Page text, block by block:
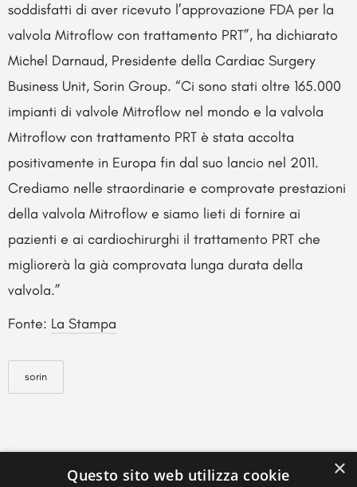
soddisfatti di aver ricevuto l’approvazione FDA per la
valvola Mitroflow con trattamento PRT”, ha dichiarato
Michel Darnaud, Presidente della Cardiac Surgery
Business Unit, Sorin Group. “Ci sono stati oltre 165.000
impianti di valvole Mitroflow nel mondo e la valvola
Mitroflow con trattamento PRT è stata accolta
positivamente in Europa fin dal suo lancio nel 2011.
Crediamo nelle straordinarie e comprovate prestazioni
della valvola Mitroflow e siamo lieti di fornire ai
pazienti e ai cardiochirurghi il trattamento PRT che
migliorerà la già comprovata lunga durata della
valvola.”
Fonte: La Stampa
sorin
×
Questo sito web utilizza cookie